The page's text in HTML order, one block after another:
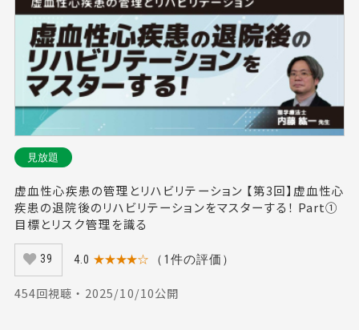
見放題
虚血性心疾患の管理とリハビリテーション 【第3回】虚血性心
疾患の退院後のリハビリテーションをマスターする！ Part①
目標とリスク管理を識る
39 4.0 ★★★★☆ （1件の評価）
454回視聴 ・ 2025/10/10公開